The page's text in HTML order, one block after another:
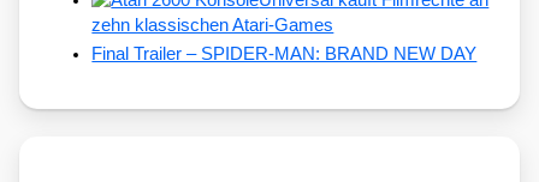
zehn klassischen Atari-Games
Final Trailer – SPIDER-MAN: BRAND NEW DAY